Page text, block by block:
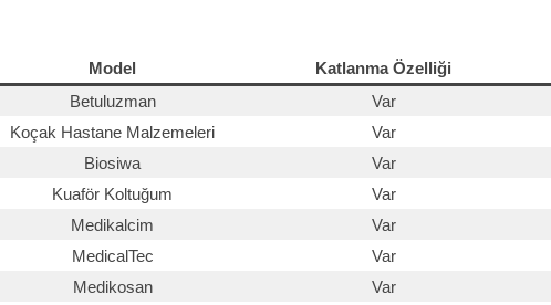
Model Katlanma Özelliği
Betuluzman Var
Koçak Hastane Malzemeleri Var
Biosiwa Var
Kuaför Koltuğum Var
Medikalcim Var
MedicalTec Var
Medikosan Var